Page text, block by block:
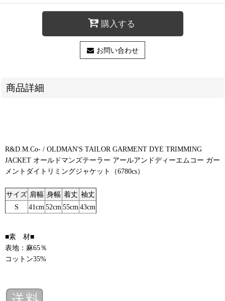
購入する
お問い合わせ
商品詳細
R&D.M.Co- / OLDMAN'S TAILOR GARMENT DYE TRIMMING
JACKET オールドマンズテーラー アールアンドディーエムコー ガー
メントダイトリミングジャケット（6780cs）
サイズ 肩幅 身幅 着丈 袖丈
S
41cm 52cm 55cm 43cm
■素 材■
表地：麻65％
コットン35%